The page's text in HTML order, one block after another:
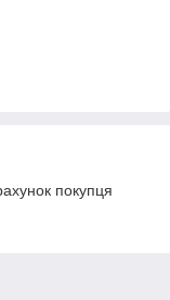
покупця